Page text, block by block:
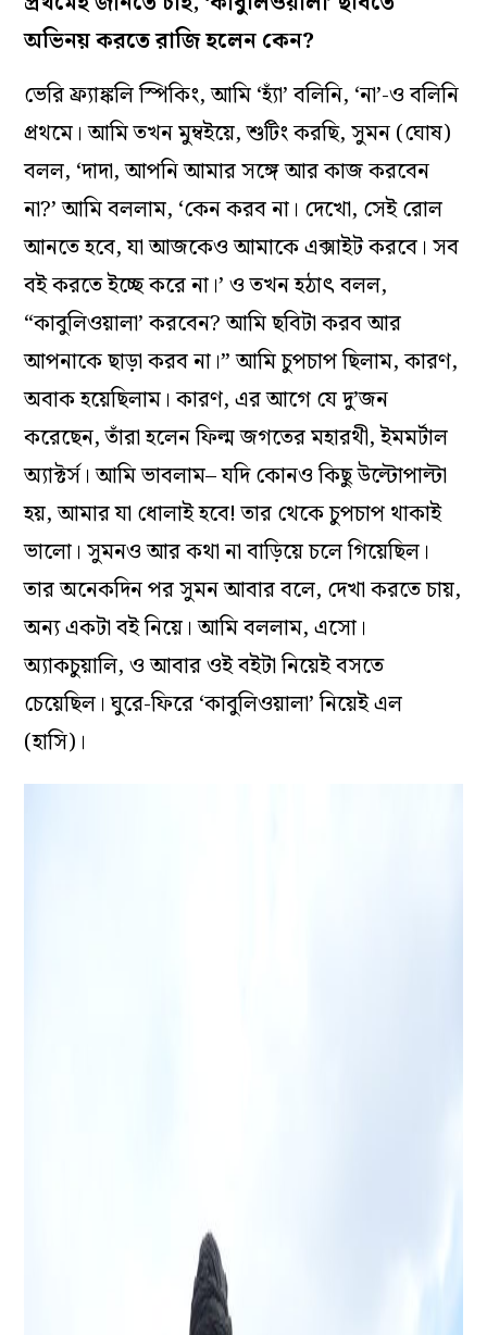
অভিনয় করতে রাজি হলেন কেন?
ভেরি ফ্র্যাঙ্কলি স্পিকিং, আমি ‘হ‌্যাঁ’ বলিনি, ‘না’-ও বলিনি
প্রথমে। আমি তখন মুম্বইয়ে, শুটিং করছি, সুমন (ঘোষ)
বলল, ‘দাদা, আপনি আমার সঙ্গে আর কাজ করবেন
না?’ আমি বললাম, ‘কেন করব না। দেখো, সেই রোল
আনতে হবে, যা আজকেও আমাকে এক্সাইট করবে। সব
বই করতে ইচ্ছে করে না।’ ও তখন হঠাৎ বলল,
“কাবুলিওয়ালা’ করবেন? আমি ছবিটা করব আর
আপনাকে ছাড়া করব না।” আমি চুপচাপ ছিলাম, কারণ,
অবাক হয়েছিলাম। কারণ, এর আগে যে দু’জন
করেছেন, তাঁরা হলেন ফিল্ম জগতের মহারথী, ইমমর্টাল
অ‌্যাক্টর্স। আমি ভাবলাম– যদি কোনও কিছু উল্টোপাল্টা
হয়, আমার যা ধোলাই হবে! তার থেকে চুপচাপ থাকাই
ভালো। সুমনও আর কথা না বাড়িয়ে চলে গিয়েছিল।
তার অনেকদিন পর সুমন আবার বলে, দেখা করতে চায়,
অন‌্য একটা বই নিয়ে। আমি বললাম, এসো।
অ‌্যাকচুয়ালি, ও আবার ওই বইটা নিয়েই বসতে
চেয়েছিল। ঘুরে-ফিরে ‘কাবুলিওয়ালা’ নিয়েই এল
(হাসি)।